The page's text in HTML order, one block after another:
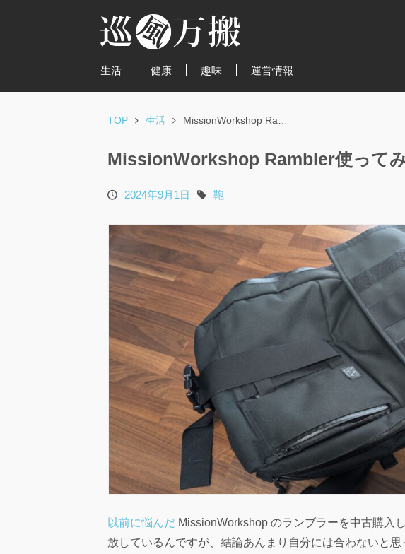
生活 健康 趣味 運営情報
TOP 生活 MissionWorkshop Ra…
MissionWorkshop Rambler使って
投
日
2024年9月1日
タ鞄
以前に悩んだ MissionWorkshop のランブラーを中古購入
放しているんですが、結論あんまり自分には合わないと